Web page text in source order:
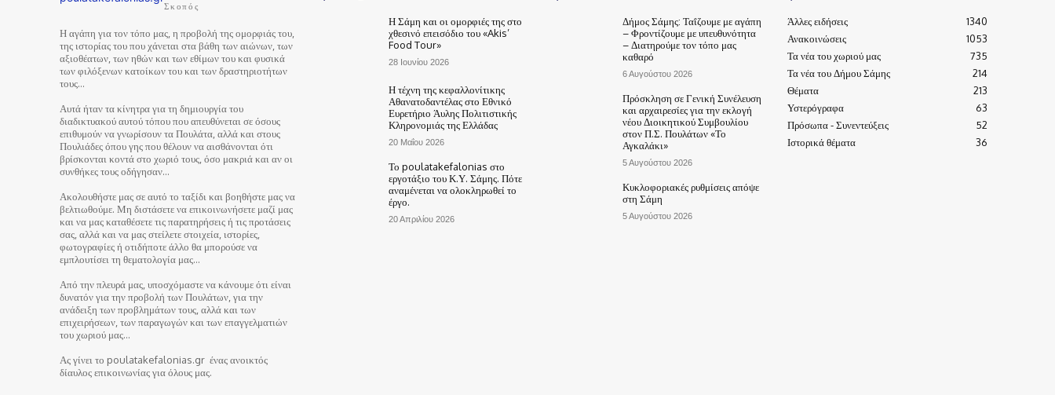
Σκοπός
Η αγάπη για τον τόπο μας, η προβολή της ομορφιάς του,
της ιστορίας του που χάνεται στα βάθη των αιώνων, των
αξιοθέατων, των ηθών και των εθίμων του και φυσικά
των φιλόξενων κατοίκων του και των δραστηριοτήτων
τους…
Αυτά ήταν τα κίνητρα για τη δημιουργία του
διαδικτυακού αυτού τόπου που απευθύνεται σε όσους
επιθυμούν να γνωρίσουν τα Πουλάτα, αλλά και στους
Πουλιάδες όπου γης που θέλουν να αισθάνονται ότι
βρίσκονται κοντά στο χωριό τους, όσο μακριά και αν οι
συνθήκες τους οδήγησαν…
Ακολουθήστε μας σε αυτό το ταξίδι και βοηθήστε μας να
βελτιωθούμε. Μη διστάσετε να επικοινωνήσετε μαζί μας
και να μας καταθέσετε τις παρατηρήσεις ή τις προτάσεις
σας, αλλά και να μας στείλετε στοιχεία, ιστορίες,
φωτογραφίες ή οτιδήποτε άλλο θα μπορούσε να
εμπλουτίσει τη θεματολογία μας…
Από την πλευρά μας, υποσχόμαστε να κάνουμε ότι είναι
δυνατόν για την προβολή των Πουλάτων, για την
ανάδειξη των προβλημάτων τους, αλλά και των
επιχειρήσεων, των παραγωγών και των επαγγελματιών
του χωριού μας…
Ας γίνει το poulatakefalonias.gr ένας ανοικτός
δίαυλος επικοινωνίας για όλους μας.
Η Σάμη και οι ομορφιές της στο
χθεσινό επεισόδιο του «Akis’
Food Tour»
28 Ιουνίου 2026
Η τέχνη της κεφαλλονίτικης
Αθανατοδαντέλας στο Εθνικό
Ευρετήριο Άυλης Πολιτιστικής
Κληρονομιάς της Ελλάδας
20 Μαΐου 2026
Το poulatakefalonias στο
εργοτάξιο του Κ.Υ. Σάμης. Πότε
αναμένεται να ολοκληρωθεί το
έργο.
20 Απριλίου 2026
Δήμος Σάμης: Ταΐζουμε με αγάπη
– Φροντίζουμε με υπευθυνότητα
– Διατηρούμε τον τόπο μας
καθαρό
6 Αυγούστου 2026
Πρόσκληση σε Γενική Συνέλευση
και αρχαιρεσίες για την εκλογή
νέου Διοικητικού Συμβουλίου
στον Π.Σ. Πουλάτων «Το
Αγκαλάκι»
5 Αυγούστου 2026
Κυκλοφοριακές ρυθμίσεις απόψε
στη Σάμη
5 Αυγούστου 2026
Άλλες ειδήσεις
1340
Ανακοινώσεις
1053
Τα νέα του χωριού μας
735
Τα νέα του Δήμου Σάμης
214
Θέματα
213
Υστερόγραφα
63
Πρόσωπα - Συνεντεύξεις
52
Ιστορικά θέματα
36